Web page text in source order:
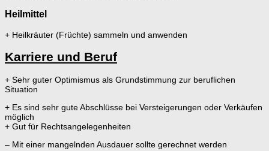
Heilmittel
+ Heilkräuter (Früchte) sammeln und anwenden
Karriere und Beruf
+ Sehr guter Optimismus als Grundstimmung zur beruflichen
Situation
+ Es sind sehr gute Abschlüsse bei Versteigerungen oder Verkäufen
möglich
+ Gut für Rechtsangelegenheiten
– Mit einer mangelnden Ausdauer sollte gerechnet werden